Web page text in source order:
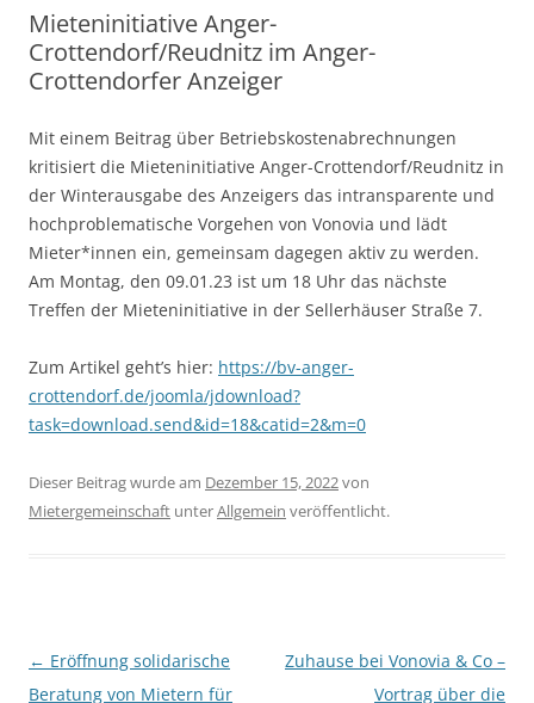
Mieteninitiative Anger-
Crottendorf/Reudnitz im Anger-
Crottendorfer Anzeiger
Mit einem Beitrag über Betriebskostenabrechnungen
kritisiert die Mieteninitiative Anger-Crottendorf/Reudnitz in
der Winterausgabe des Anzeigers das intransparente und
hochproblematische Vorgehen von Vonovia und lädt
Mieter*innen ein, gemeinsam dagegen aktiv zu werden.
Am Montag, den 09.01.23 ist um 18 Uhr das nächste
Treffen der Mieteninitiative in der Sellerhäuser Straße 7.
Zum Artikel geht’s hier: https://bv-anger-
crottendorf.de/joomla/jdownload?
task=download.send&id=18&catid=2&m=0
Dieser Beitrag wurde am Dezember 15, 2022von
Mietergemeinschaft unterAllgemein veröffentlicht.
Beitragsnavigation
← Eröffnung solidarische
Beratung von Mietern für
Zuhause bei Vonovia & Co –
Vortrag über die